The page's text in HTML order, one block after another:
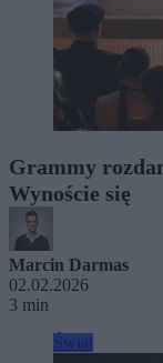
Grammy
Wynoście się
Marcin Darmas
02.02.2026
3 min